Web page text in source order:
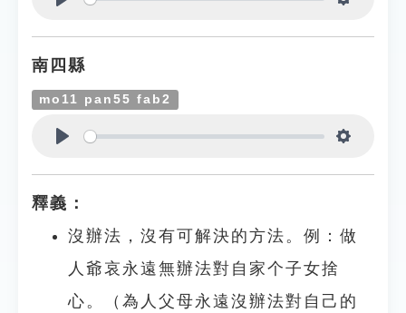
南四縣
mo11 pan55 fab2
釋義：
沒辦法，沒有可解決的方法。例：做
人爺哀永遠無辦法對自家个子女捨
心。（為人父母永遠沒辦法對自己的